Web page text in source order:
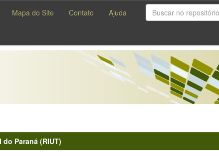
Mapa do Site Contato Ajuda
Paraná (RIUT)